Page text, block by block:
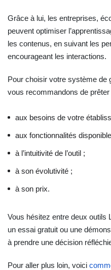
Grâce à lui, les entreprises,
peuvent optimiser
les contenus, en suivant les
encourageant les interactions.
Pour choisir votre système de
vous recommandons de prêter
aux besoins de votre
aux fonctionnalités
à l’intuitivité de l’outil ;
à son évolutivité ;
à son prix.
Vous hésitez entre deux outils
un essai gratuit ou une
à prendre une décision
Pour aller plus loin, voici